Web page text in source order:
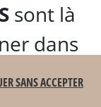
sont là
dans
votre
SANS ACCEPTER